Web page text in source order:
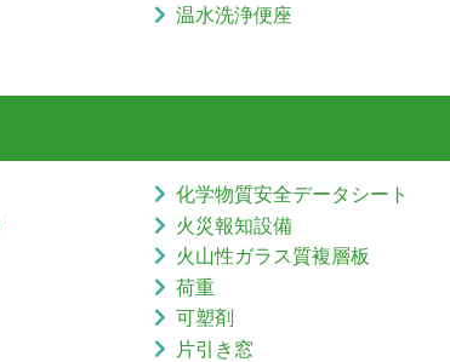
温水洗浄便座
化学物質安全データシート
火災報知設備
火山性ガラス質複層板
荷重
可塑剤
片引き窓